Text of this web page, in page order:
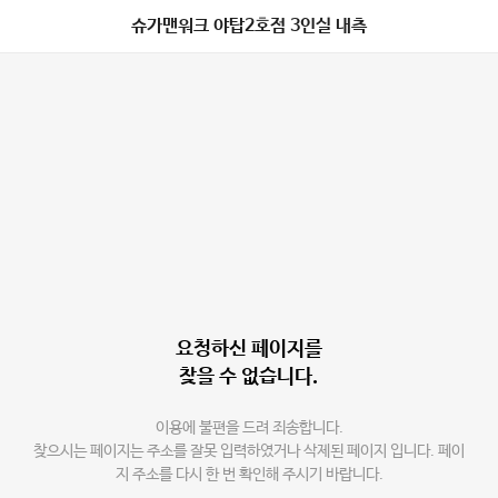
슈가맨워크 야탑2호점 3인실 내측
요청하신 페이지를
찾을 수 없습니다.
이용에 불편을 드려 죄송합니다.
찾으시는 페이지는 주소를 잘못 입력하였거나 삭제된 페이지 입니다. 페이
지 주소를 다시 한 번 확인해 주시기 바랍니다.